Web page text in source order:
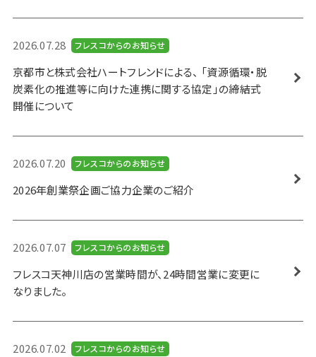
2026.07.28 フレスコからのお知らせ
京都市と株式会社ハートフレンドによる、 「資源循環・脱
炭素化の推進等に向けた連携に関する協定」の締結式
開催について
2026.07.20 フレスコからのお知らせ
2026年創業祭企画ご協力企業のご紹介
2026.07.07 フレスコからのお知らせ
フレスコ天神川店の営業時間が、24時間営業に変更に
なりました。
2026.07.02 フレスコからのお知らせ